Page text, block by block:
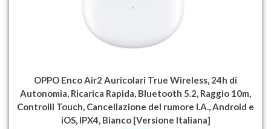
OPPO Enco Air2 Auricolari True Wireless, 24h di
Autonomia, Ricarica Rapida, Bluetooth 5.2, Raggio 10m,
Controlli Touch, Cancellazione del rumore I.A., Android e
iOS, IPX4, Bianco [Versione Italiana]